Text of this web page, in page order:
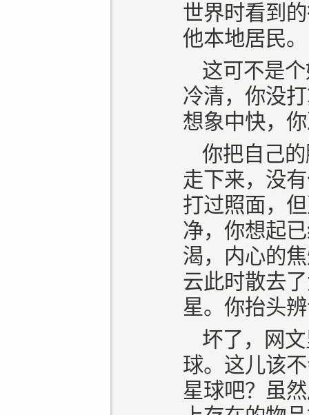
世界时看到
他本地居民。
这可不是
冷清，你没
想象中快，
你把自己
走下来，没
打过照面，
净，你想起
渴，内心的
云此时散去
星。你抬头
坏了，网
球。这儿该
星球吧？虽